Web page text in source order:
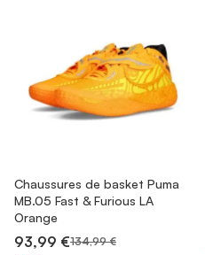
Chaussures de basket Puma
MB.05 Fast & Furious LA
Orange
93,99 €134,99 €